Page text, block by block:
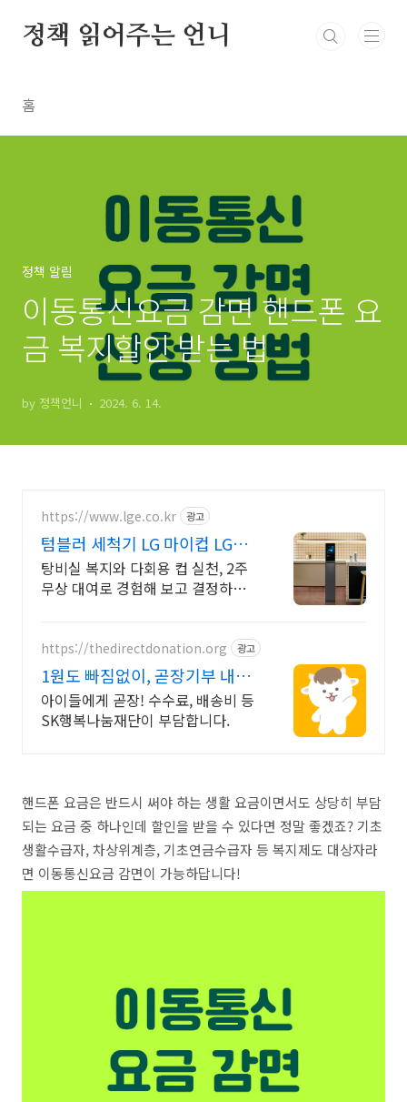
정책 읽어주는 언니
홈
정책 알림
이동통신요금 감면 핸드폰 요
금 복지할인 받는 법
by 정책언니 2024. 6. 14.
https://www.lge.co.kr 광고
텀블러 세척기 LG 마이컵 LG마
이컵 무상대여신청
탕비실 복지와 다회용 컵 실천, 2주
무상 대여로 경험해 보고 결정하세
https://thedirectdonation.org 광고
1원도 빠짐없이, 곧장기부 내가
낸 100원 그대로!
아이들에게 곧장! 수수료, 배송비 등
SK행복나눔재단이 부담합니다.
핸드폰 요금은 반드시 써야 하는 생활 요금이면서도 상당히 부담
되는 요금 중 하나인데 할인을 받을 수 있다면 정말 좋겠죠? 기초
생활수급자, 차상위계층, 기초연금수급자 등 복지제도 대상자라
면 이동통신요금 감면이 가능하답니다!